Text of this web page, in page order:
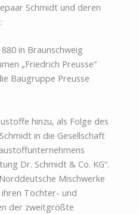
Schmidt und deren
in Braunschweig
„Friedrich Preusse“
Baugruppe Preusse
hinzu, als Folge des
in die Gesellschaft
Dr. Schmidt & Co. KG“.
Mischwerke
ihren Tochter- und
der zweitgrößte